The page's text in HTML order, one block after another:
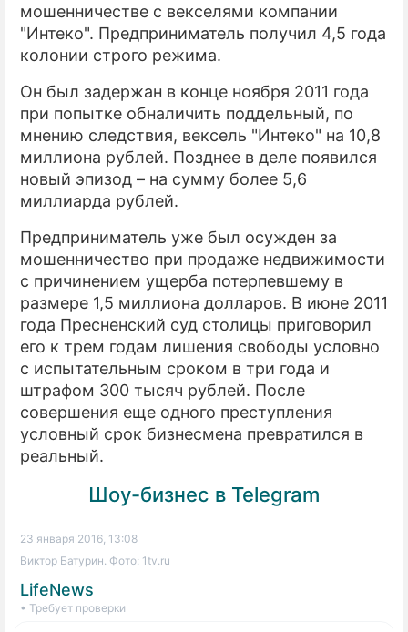
мошенничестве с векселями компании
"Интеко". Предприниматель получил 4,5 года
колонии строго режима.
Он был задержан в конце ноября 2011 года
при попытке обналичить поддельный, по
мнению следствия, вексель "Интеко" на 10,8
миллиона рублей. Позднее в деле появился
новый эпизод – на сумму более 5,6
миллиарда рублей.
Предприниматель уже был осужден за
мошенничество при продаже недвижимости
с причинением ущерба потерпевшему в
размере 1,5 миллиона долларов. В июне 2011
года Пресненский суд столицы приговорил
его к трем годам лишения свободы условно
с испытательным сроком в три года и
штрафом 300 тысяч рублей. После
совершения еще одного преступления
условный срок бизнесмена превратился в
реальный.
Шоу-бизнес в Telegram
23 января 2016, 13:08
Виктор Батурин. Фото: 1tv.ru
LifeNews
• Требует проверки